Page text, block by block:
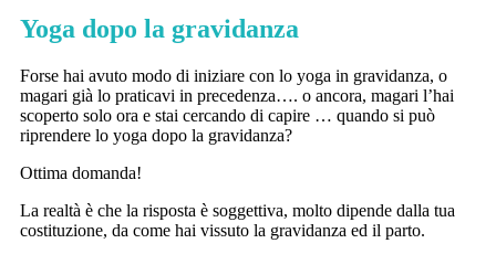
Yoga dopo la gravidanza
Forse hai avuto modo di iniziare con lo yoga in gravidanza, o
magari già lo praticavi in precedenza…. o ancora, magari l’hai
scoperto solo ora e stai cercando di capire … quando si può
riprendere lo yoga dopo la gravidanza?
Ottima domanda!
La realtà è che la risposta è soggettiva, molto dipende dalla tua
costituzione, da come hai vissuto la gravidanza ed il parto.